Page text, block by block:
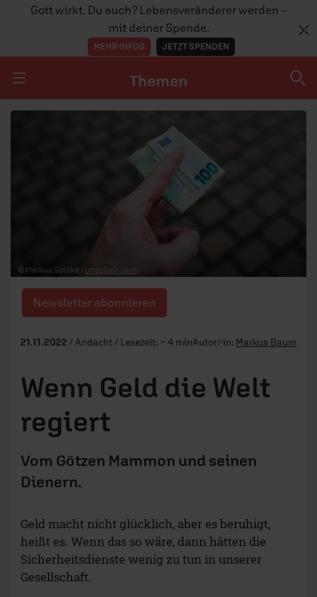
Gott wirkt. Du auch? Lebensveränderer werden –
mit deiner Spende.
MEHR INFOS JETZT SPENDEN
Navigation überspringen
Themen
TEAM
© Markus Spiske / unsplash.com
Newsletter abonnieren
21.11.2022 / Andacht / Lesezeit: ~ 4 minAutor/-in: Markus Baum
Wenn Geld die Welt
regiert
Vom Götzen Mammon und seinen
Dienern.
Geld macht nicht glücklich, aber es beruhigt,
heißt es. Wenn das so wäre, dann hätten die
Sicherheitsdienste wenig zu tun in unserer
Gesellschaft.